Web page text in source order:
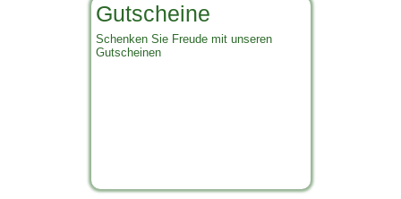
Gutscheine
Schenken Sie Freude mit unseren
Gutscheinen